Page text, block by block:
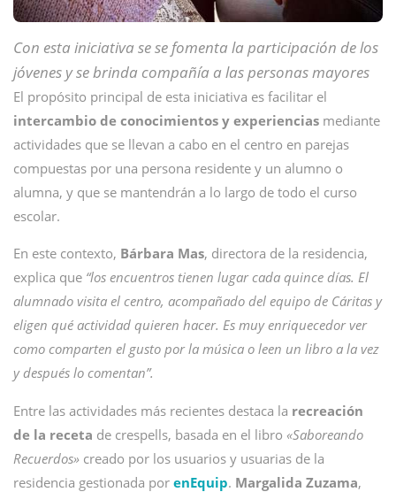
Con esta iniciativa se se fomenta la participación de los
jóvenes y se brinda compañía a las personas mayores
El propósito principal de esta iniciativa es facilitar el
intercambio de conocimientos y experiencias mediante
actividades que se llevan a cabo en el centro en parejas
compuestas por una persona residente y un alumno o
alumna, y que se mantendrán a lo largo de todo el curso
escolar.
En este contexto, Bárbara Mas, directora de la residencia,
explica que “los encuentros tienen lugar cada quince días. El
alumnado visita el centro, acompañado del equipo de Cáritas y
eligen qué actividad quieren hacer. Es muy enriquecedor ver
como comparten el gusto por la música o leen un libro a la vez
y después lo comentan”.
Entre las actividades más recientes destaca la recreación
de la receta de crespells, basada en el libro «Saboreando
Recuerdos» creado por los usuarios y usuarias de la
residencia gestionada por enEquip. Margalida Zuzama,